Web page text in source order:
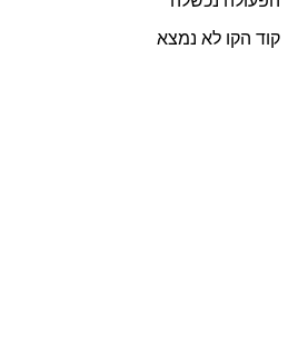
קוד הקו לא נמצא